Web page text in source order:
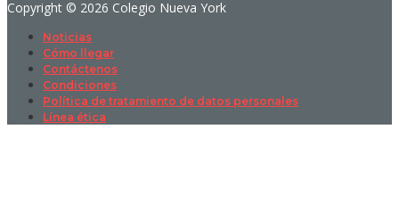
Copyright © 2026 Colegio Nueva York
Noticias
Cómo llegar
Contáctenos
Condiciones
Política de tratamiento de datos personales
Línea ética